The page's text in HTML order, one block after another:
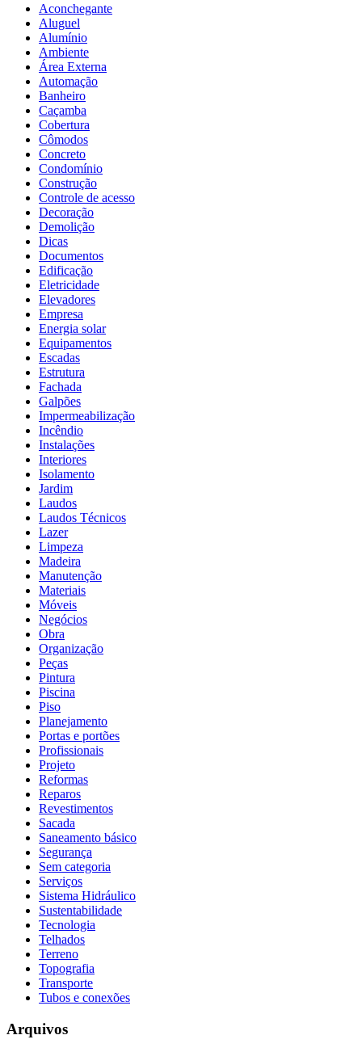
Aconchegante
Aluguel
Alumínio
Ambiente
Área Externa
Automação
Banheiro
Caçamba
Cobertura
Cômodos
Concreto
Condomínio
Construção
Controle de acesso
Decoração
Demolição
Dicas
Documentos
Edificação
Eletricidade
Elevadores
Empresa
Energia solar
Equipamentos
Escadas
Estrutura
Fachada
Galpões
Impermeabilização
Incêndio
Instalações
Interiores
Isolamento
Jardim
Laudos
Laudos Técnicos
Lazer
Limpeza
Madeira
Manutenção
Materiais
Móveis
Negócios
Obra
Organização
Peças
Pintura
Piscina
Piso
Planejamento
Portas e portões
Profissionais
Projeto
Reformas
Reparos
Revestimentos
Sacada
Saneamento básico
Segurança
Sem categoria
Serviços
Sistema Hidráulico
Sustentabilidade
Tecnologia
Telhados
Terreno
Topografia
Transporte
Tubos e conexões
Arquivos